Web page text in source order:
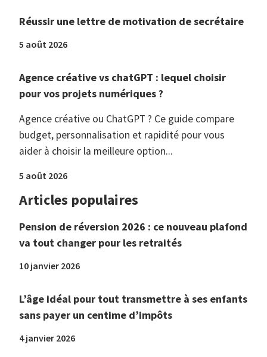
Réussir une lettre de motivation de secrétaire
5 août 2026
Agence créative vs chatGPT : lequel choisir
pour vos projets numériques ?
Agence créative ou ChatGPT ? Ce guide compare
budget, personnalisation et rapidité pour vous
aider à choisir la meilleure option...
5 août 2026
Articles populaires
Pension de réversion 2026 : ce nouveau plafond
va tout changer pour les retraités
10 janvier 2026
L’âge idéal pour tout transmettre à ses enfants
sans payer un centime d’impôts
4 janvier 2026